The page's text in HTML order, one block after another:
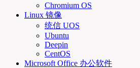
Chromium OS
Linux 镜像
统信 UOS
Ubuntu
Deepin
CentOS
Microsoft Office 办公软件